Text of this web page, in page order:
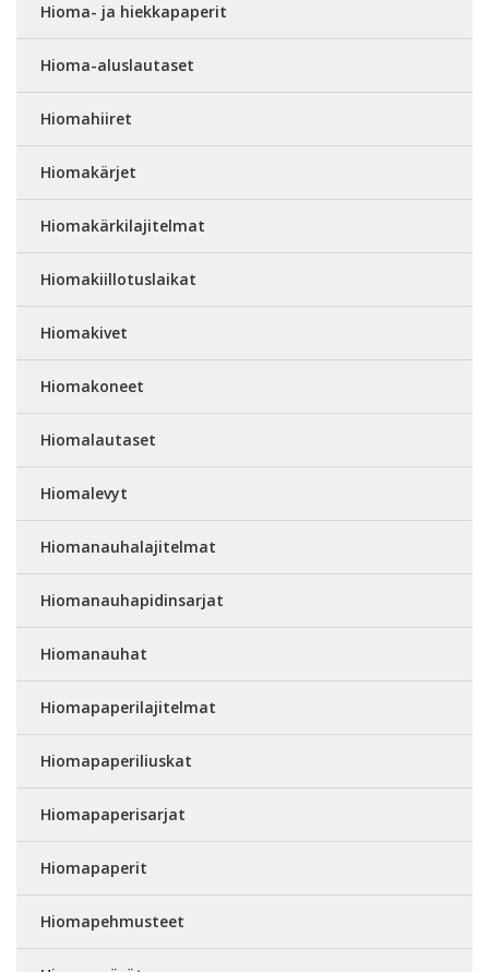
Hioma- ja hiekkapaperit
Hioma-aluslautaset
Hiomahiiret
Hiomakärjet
Hiomakärkilajitelmat
Hiomakiillotuslaikat
Hiomakivet
Hiomakoneet
Hiomalautaset
Hiomalevyt
Hiomanauhalajitelmat
Hiomanauhapidinsarjat
Hiomanauhat
Hiomapaperilajitelmat
Hiomapaperiliuskat
Hiomapaperisarjat
Hiomapaperit
Hiomapehmusteet